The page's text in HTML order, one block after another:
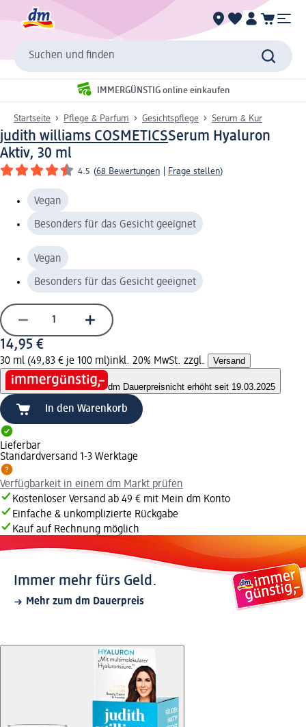
Suchen und finden
IMMERGÜNSTIG online einkaufen
Startseite Pflege & Parfum Gesichtspflege Serum & Kur
judith williams COSMETICSSerum Hyaluron
Aktiv, 30 ml
4.5 (68 Bewertungen Frage stellen)
Vegan
Besonders für das Gesicht geeignet
Vegan
Besonders für das Gesicht geeignet
14,95 €
30 ml (49,83 € je 100 ml)inkl. 20% MwSt. zzgl. Versand
dm Dauerpreisnicht erhöht seit 19.03.2025
In den Warenkorb
Lieferbar
Standardversand 1-3 Werktage
Verfügbarkeit in einem dm Markt prüfen
Kostenloser Versand ab 49 € mit Mein dm Konto
Einfache & unkomplizierte Rückgabe
Kauf auf Rechnung möglich
Immer mehr fürs Geld.
Mehr zum dm Dauerpreis